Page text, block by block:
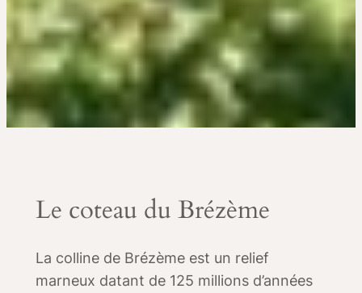
Le coteau du Brézème
La colline de Brézème est un relief
marneux datant de 125 millions d’années